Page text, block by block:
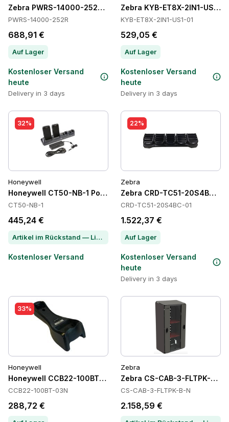
Zebra PWRS-14000-252R Power Supply
PWRS-14000-252R
688,91 €
Auf Lager
Kostenloser Versand
heute
Delivery in 3 days
Zebra KYB-ET8X-2IN1-US1-
KYB-ET8X-2IN1-US1-01
529,05 €
Auf Lager
Kostenloser Versand
heute
Delivery in 3 days
32%
Honeywell
Honeywell CT50-NB-1 Power Supply
CT50-NB-1
445,24 €
Artikel im Rückstand — Lieferzeit per Chat erfragen
Kostenloser Versand
22%
Zebra
Zebra CRD-TC51-20S4BC-
CRD-TC51-20S4BC-01
1.522,37 €
Auf Lager
Kostenloser Versand
heute
Delivery in 3 days
33%
Honeywell
Honeywell CCB22-100BT-03N Power Supply
CCB22-100BT-03N
288,72 €
Zebra
Zebra CS-CAB-3-FLTPK-B-N
CS-CAB-3-FLTPK-B-N
2.158,59 €